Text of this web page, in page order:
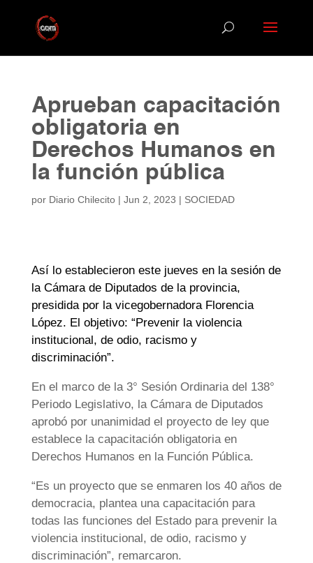
Aprueban capacitación
obligatoria en
Derechos Humanos en
la función pública
por Diario Chilecito| Jun 2, 2023 | SOCIEDAD
Así lo establecieron este jueves en la sesión de
la Cámara de Diputados de la provincia,
presidida por la vicegobernadora Florencia
López. El objetivo: “Prevenir la violencia
institucional, de odio, racismo y
discriminación”.
En el marco de la 3° Sesión Ordinaria del 138°
Periodo Legislativo, la Cámara de Diputados
aprobó por unanimidad el proyecto de ley que
establece la capacitación obligatoria en
Derechos Humanos en la Función Pública.
“Es un proyecto que se enmaren los 40 años de
democracia, plantea una capacitación para
todas las funciones del Estado para prevenir la
violencia institucional, de odio, racismo y
discriminación”, remarcaron.